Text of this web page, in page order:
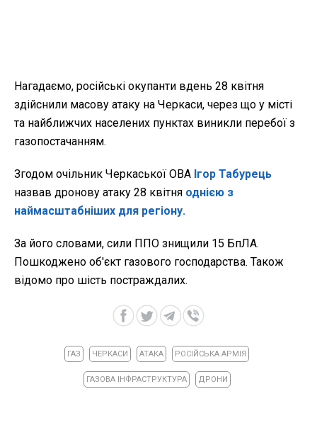
Нагадаємо, російські окупанти вдень 28 квітня
здійснили масову атаку на Черкаси, через що у місті
та найближчих населених пунктах виникли перебої з
газопостачанням.
Згодом очільник Черкаської ОВА Ігор Табурець
назвав дронову атаку 28 квітня однією з
наймасштабніших для регіону.
За його словами, сили ППО знищили 15 БпЛА.
Пошкоджено об'єкт газового господарства. Також
відомо про шість постраждалих.
ГАЗ ЧЕРКАСИ АТАКА РОСІЙСЬКА АРМІЯ
ГАЗОВА ІНФРАСТРУКТУРА ДРОНИ